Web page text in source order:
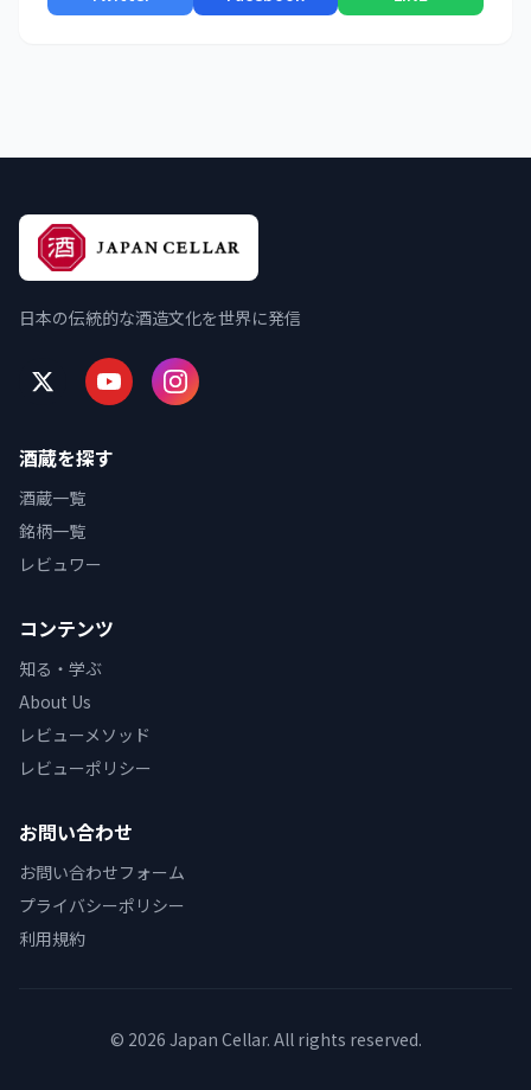
日本の伝統的な酒造文化を世界に発信
酒蔵を探す
酒蔵一覧
銘柄一覧
レビュワー
コンテンツ
知る・学ぶ
About Us
レビューメソッド
レビューポリシー
お問い合わせ
お問い合わせフォーム
プライバシーポリシー
利用規約
© 2026 Japan Cellar. All rights reserved.